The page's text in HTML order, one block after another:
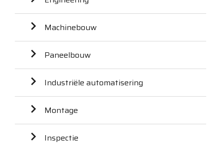
Machinebouw
Paneelbouw
Industriële automatisering
Montage
Inspectie